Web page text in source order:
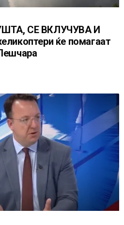
СЕ ВКЛУЧУВА И
ќе помагаат